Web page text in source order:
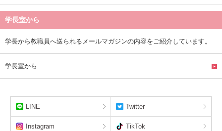
学長室から
学長から教職員へ送られるメールマガジンの内容をご紹介しています。
学長室から
LINE Twitter
Instagram TikTok